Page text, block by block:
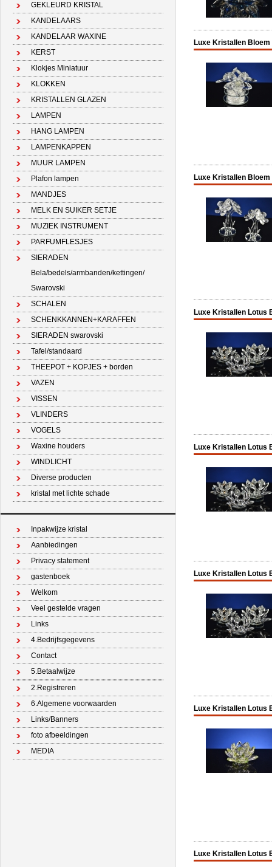
GEKLEURD KRISTAL
KANDELAARS
KANDELAAR WAXINE
KERST
Klokjes Miniatuur
KLOKKEN
KRISTALLEN GLAZEN
LAMPEN
HANG LAMPEN
LAMPENKAPPEN
MUUR LAMPEN
Plafon lampen
MANDJES
MELK EN SUIKER SETJE
MUZIEK INSTRUMENT
PARFUMFLESJES
SIERADEN
Bela/bedels/armbanden/kettingen/
Swarovski
SCHALEN
SCHENKKANNEN+KARAFFEN
SIERADEN swarovski
Tafel/standaard
THEEPOT + KOPJES + borden
VAZEN
VISSEN
VLINDERS
VOGELS
Waxine houders
WINDLICHT
Diverse producten
kristal met lichte schade
Inpakwijze kristal
Aanbiedingen
Privacy statement
gastenboek
Welkom
Veel gestelde vragen
Links
4.Bedrijfsgegevens
Contact
5.Betaalwijze
2.Registreren
6.Algemene voorwaarden
Links/Banners
foto afbeeldingen
MEDIA
Luxe Kristallen
Luxe Kristallen
Luxe Kristallen Lotus
Luxe Kristallen Lotus
Luxe Kristallen Lotus
Luxe Kristallen Lotus
Luxe Kristallen Lotus